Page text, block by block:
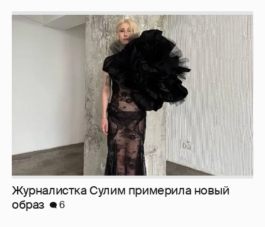
Журналистка Сулим примерила новый
образ
6